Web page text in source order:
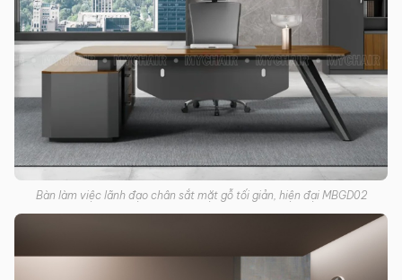
Bàn làm việc lãnh đạo chân sắt mặt gỗ tối giản, hiện đại MBGD02